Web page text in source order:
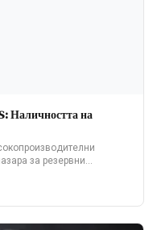
Наличността на
за резервни…